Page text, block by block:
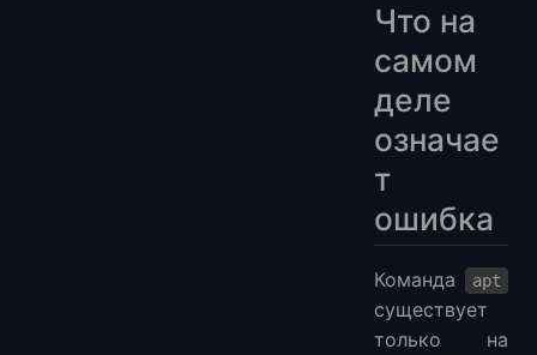
Что на
самом
деле
означае
т
ошибка
Команда apt
существует
только на